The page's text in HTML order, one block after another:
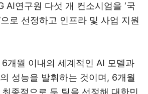
AI연구원 다섯 개 컨소시엄을 ‘국
로 선정하고 인프라 및 사업 지원
개월 이내의 세계적인 AI 모델과
성능을 발휘하는 것이며, 6개월
종적으로 두 팀을 선정해 대한민